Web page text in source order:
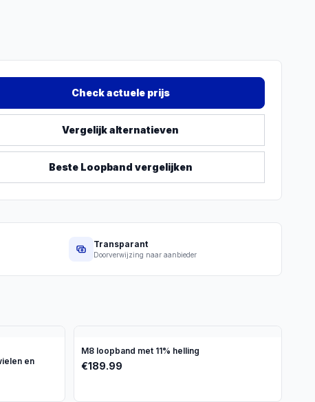
Check actuele prijs
Vergelijk alternatieven
Beste Loopband vergelijken
Transparant
Doorverwijzing naar aanbieder
en
M8 loopband met 11% helling
€189.99